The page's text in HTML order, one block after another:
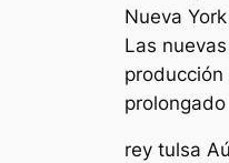
Nueva
Las
rey tulsa